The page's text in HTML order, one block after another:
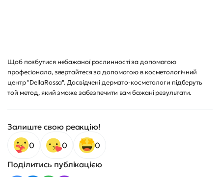
Щоб позбутися небажаної рослинності за допомогою
професіонала, звертайтеся за допомогою в косметологічний
центр "DellaRossa". Досвідчені дермато-косметологи підберуть
той метод, який зможе забезпечити вам бажані результати.
Залиште свою реакцію!
0
0
0
Поділитись публікацією